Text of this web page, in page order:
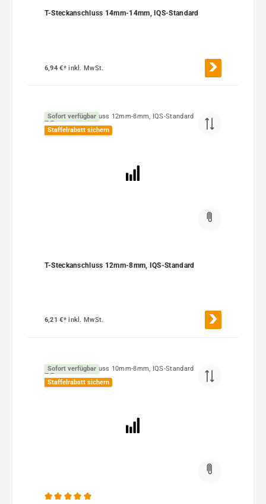
T-Steckanschluss 14mm-14mm, IQS-Standard
6,94 €*inkl. MwSt.
Sofort verfügbar
Staffelrabatt sichern
T-Steckanschluss 12mm-8mm, IQS-Standard
6,21 €*inkl. MwSt.
Sofort verfügbar
Staffelrabatt sichern